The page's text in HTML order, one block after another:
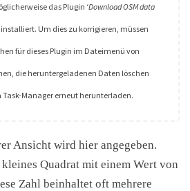
das Plugin ‘Download OSM data
installiert. Um dies zu korrigieren, müssen
für dieses Plugin im Dateimenü von
die heruntergeladenen Daten löschen
Manager erneut herunterladen.
Ansicht wird hier angegeben.
Quadrat mit einem Wert von
Zahl beinhaltet oft mehrere